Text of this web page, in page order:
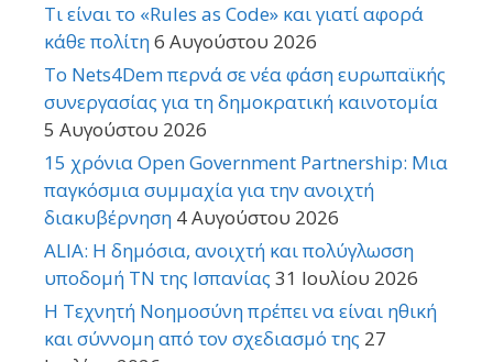
Τι είναι το «Rules as Code» και γιατί αφορά
κάθε πολίτη6 Αυγούστου 2026
Το Nets4Dem περνά σε νέα φάση ευρωπαϊκής
συνεργασίας για τη δημοκρατική καινοτομία
5 Αυγούστου 2026
15 χρόνια Open Government Partnership: Μια
παγκόσμια συμμαχία για την ανοιχτή
διακυβέρνηση 4 Αυγούστου 2026
ALIA: Η δημόσια, ανοιχτή και πολύγλωσση
υποδομή ΤΝ της Ισπανίας 31 Ιουλίου 2026
Η Τεχνητή Νοημοσύνη πρέπει να είναι ηθική
και σύννομη από τον σχεδιασμό της 27